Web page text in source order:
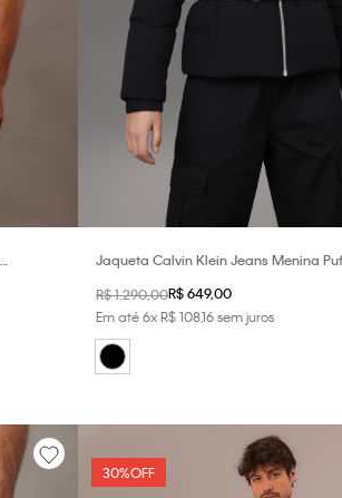
Jaqueta Calvin Klein Jeans Menina
R$1.290,00R$649,00
Em até6xR$10816sem juros
30%OFF